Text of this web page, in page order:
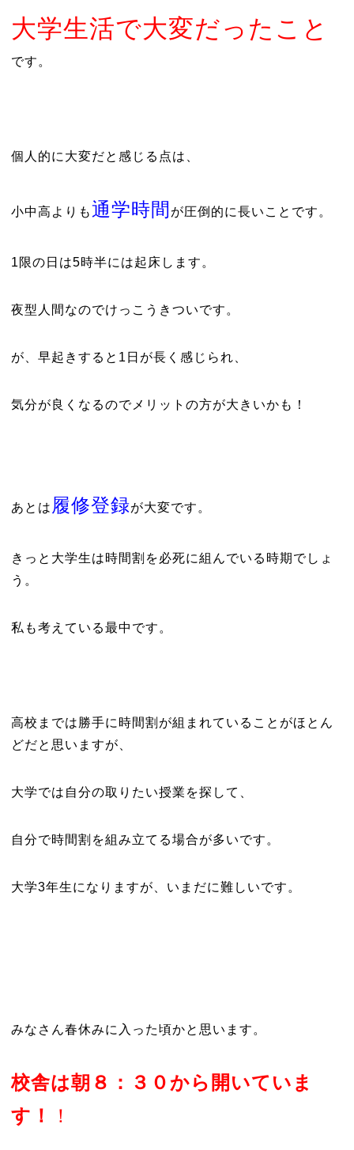
大学生活で大変だったこと
です。
個人的に大変だと感じる点は、
小中高よりも通学時間 が圧倒的に長いことです。
1限の日は5時半には起床します。
夜型人間なのでけっこうきついです。
が、早起きすると1日が長く感じられ、
気分が良くなるのでメリットの方が大きいかも！
あとは 履修登録が大変です。
きっと大学生は時間割を必死に組んでいる時期でしょ
う。
私も考えている最中です。
高校までは勝手に時間割が組まれていることがほとん
どだと思いますが、
大学では自分の取りたい授業を探して、
自分で時間割を組み立てる場合が多いです。
大学3年生になりますが、いまだに難しいです。
みなさん春休みに入った頃かと思います。
校舎は朝８：３０から開いていま
す！
！